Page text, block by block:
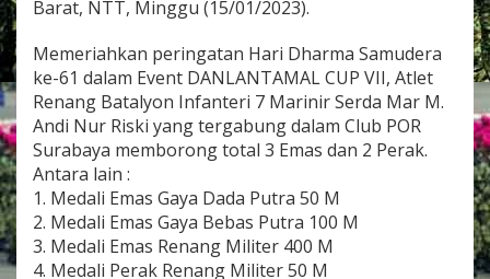
F
N
T
R
I
7
A
R
I
N
I
Barat, NTT, Minggu (15/01/2023).
Memeriahkan peringatan Hari Dharma Samudera
ke-61 dalam Event DANLANTAMAL CUP VII, Atlet
Renang Batalyon Infanteri 7 Marinir Serda Mar M.
Andi Nur Riski yang tergabung dalam Club POR
Surabaya memborong total 3 Emas dan 2 Perak.
Antara lain :
1. Medali Emas Gaya Dada Putra 50 M
2. Medali Emas Gaya Bebas Putra 100 M
3. Medali Emas Renang Militer 400 M
4. Medali Perak Renang Militer 50 M